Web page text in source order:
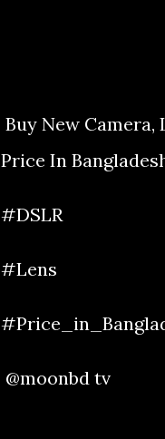
Buy New Camera,
Price In
#DSLR
#Lens
@moonbd tv